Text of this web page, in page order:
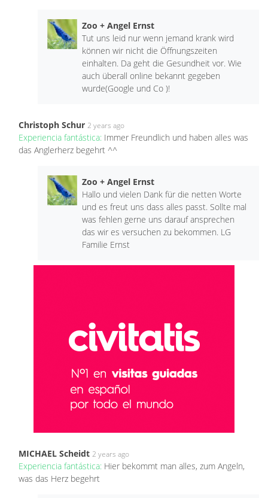
Zoo + Angel Ernst
Tut uns leid nur wenn jemand krank wird
können wir nicht die Öffnungszeiten
einhalten. Da geht die Gesundheit vor. Wie
auch überall online bekannt gegeben
wurde(Google und Co )!
Christoph Schur 2 years ago
Experiencia fantástica: Immer Freundlich und haben alles was
das Anglerherz begehrt ^^
Zoo + Angel Ernst
Hallo und vielen Dank für die netten Worte
und es freut uns dass alles passt. Sollte mal
was fehlen gerne uns darauf ansprechen
das wir es versuchen zu bekommen. LG
Familie Ernst
MICHAEL Scheidt 2 years ago
Experiencia fantástica: Hier bekommt man alles, zum Angeln,
was das Herz begehrt